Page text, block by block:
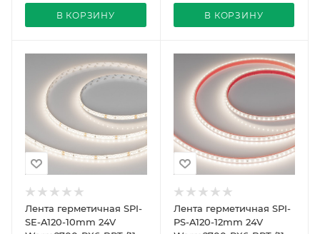
В КОРЗИНУ В КОРЗИНУ
Лента герметичная SPI-
SE-A120-10mm 24V
Лента герметичная SPI-
PS-A120-12mm 24V